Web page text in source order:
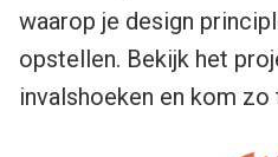
waarop je design
opstellen. Bekijk het
invalshoeken en kom